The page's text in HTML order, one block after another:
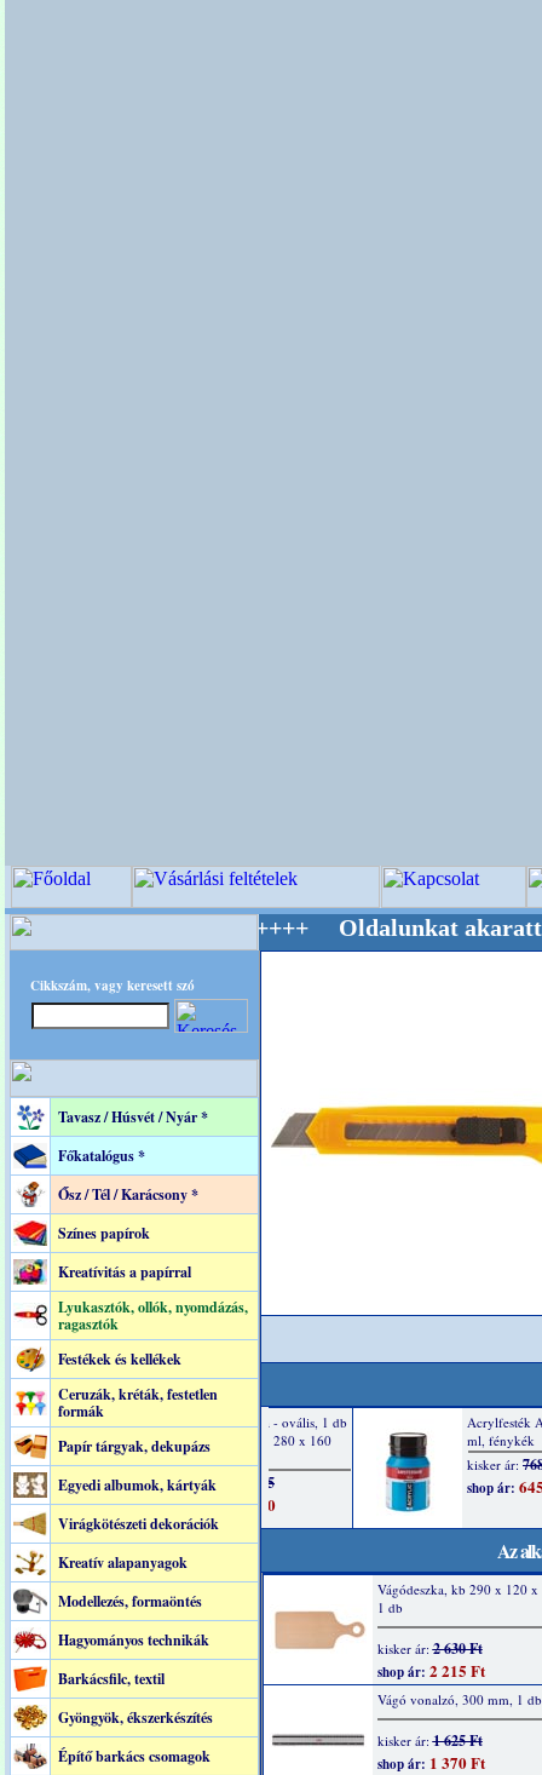
Cikkszám, vagy keresett szó
Tavasz / Húsvét / Nyár *
Főkatalógus *
Ősz / Tél / Karácsony *
Színes papírok
Kreatívitás a papírral
Lyukasztók, ollók, nyomdázás,
ragasztók
Festékek és kellékek
Ceruzák, kréták, festetlen
formák
Papír tárgyak, dekupázs
Egyedi albumok, kártyák
Virágkötészeti dekorációk
Kreatív alapanyagok
Modellezés, formaöntés
Hagyományos technikák
Barkácsfilc, textil
Gyöngyök, ékszerkészítés
Építő barkács csomagok
Mestere! +++++++ Oldalunkat akarattal
Az
Vágódeszka, kb 290 x 120
1 db
kisker ár:2 630 Ft
shop ár: 2 215 Ft
Vágó vonalzó, 300 mm, 1 db
kisker ár:1 625 Ft
shop ár: 1 370 Ft